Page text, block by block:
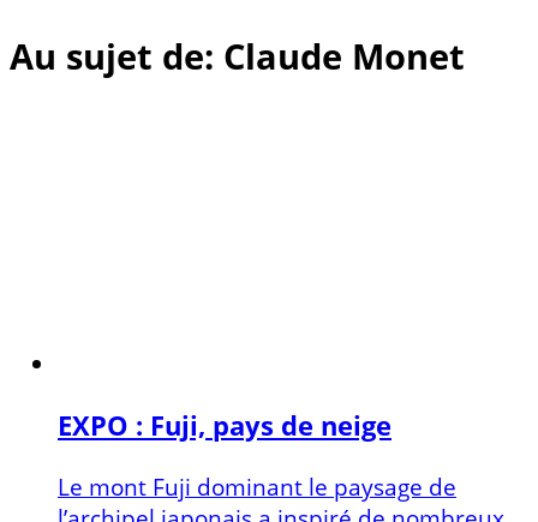
Au sujet de: Claude Monet
EXPO : Fuji, pays de neige
Le mont Fuji dominant le paysage de